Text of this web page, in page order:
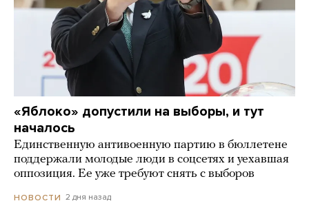
«Яблоко» допустили на выборы, и тут
началось
Единственную антивоенную партию в бюллетене
поддержали молодые люди в соцсетях и уехавшая
оппозиция. Ее уже требуют снять с выборов
НОВОСТИ 2 дня назад